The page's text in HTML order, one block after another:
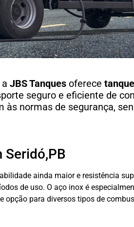
JBS Tanques oferece
seguro e eficiente de
normas de segurança,
Seridó,PB
ainda maior e resistência
de uso. O aço inox é
para diversos tipos de